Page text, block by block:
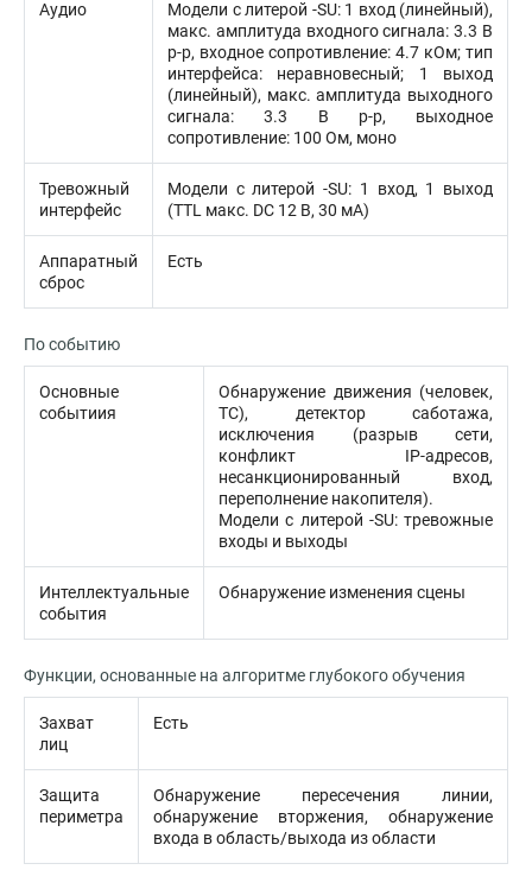
Аудио
Модели с литерой -SU: 1 вход (линейный),
макс. амплитуда входного сигнала: 3.3 В
p-p, входное сопротивление: 4.7 кОм; тип
интерфейса: неравновесный; 1 выход
(линейный), макс. амплитуда выходного
сигнала: 3.3 В p-p, выходное
сопротивление: 100 Ом, моно
Тревожный
интерфейс
Модели с литерой -SU: 1 вход, 1 выход
(TTL макс. DC 12 В, 30 мA)
Аппаратный
сброс
Есть
По событию
Основные
событиия
Обнаружение движения (человек,
ТС), детектор саботажа,
исключения (разрыв сети,
конфликт IP-адресов,
несанкционированный вход,
переполнение накопителя).
Модели с литерой -SU: тревожные
входы и выходы
Интеллектуальные
события
Обнаружение изменения сцены
Функции, основанные на алгоритме глубокого обучения
Захват
лиц
Есть
Защита
периметра
Обнаружение пересечения линии,
обнаружение вторжения, обнаружение
входа в область/выхода из области